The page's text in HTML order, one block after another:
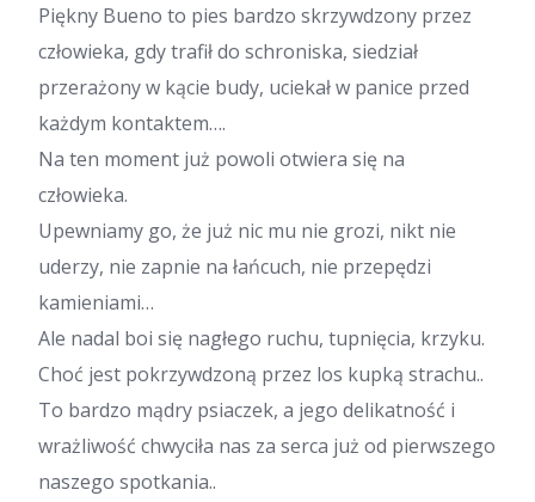
Piękny Bueno to pies bardzo skrzywdzony przez
człowieka, gdy trafił do schroniska, siedział
przerażony w kącie budy, uciekał w panice przed
każdym kontaktem….
Na ten moment już powoli otwiera się na
człowieka.
Upewniamy go, że już nic mu nie grozi, nikt nie
uderzy, nie zapnie na łańcuch, nie przepędzi
kamieniami…
Ale nadal boi się nagłego ruchu, tupnięcia, krzyku.
Choć jest pokrzywdzoną przez los kupką strachu..
To bardzo mądry psiaczek, a jego delikatność i
wrażliwość chwyciła nas za serca już od pierwszego
naszego spotkania..